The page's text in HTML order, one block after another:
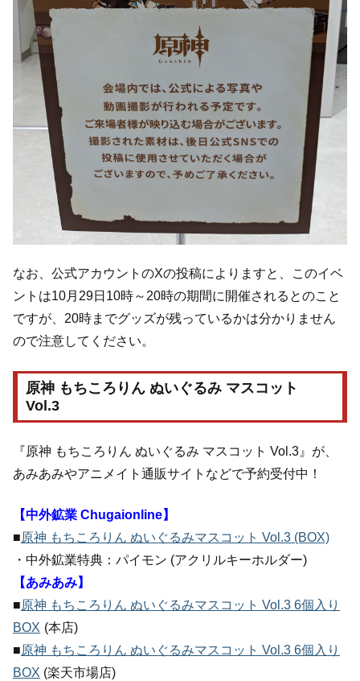
なお、公式アカウントのXの投稿によりますと、このイベ
ントは10月29日10時～20時の期間に開催されるとのこと
ですが、20時までグッズが残っているかは分かりません
ので注意してください。
原神 もちころりん ぬいぐるみ マスコット
Vol.3
『原神 もちころりん ぬいぐるみ マスコット Vol.3』が、
あみあみやアニメイト通販サイトなどで予約受付中！
【中外鉱業 Chugaionline】
■原神 もちころりん ぬいぐるみマスコット Vol.3 (BOX)
・中外鉱業特典：パイモン (アクリルキーホルダー)
【あみあみ】
■原神 もちころりん ぬいぐるみマスコット Vol.3 6個入り
BOX (本店)
■原神 もちころりん ぬいぐるみマスコット Vol.3 6個入り
BOX (楽天市場店)